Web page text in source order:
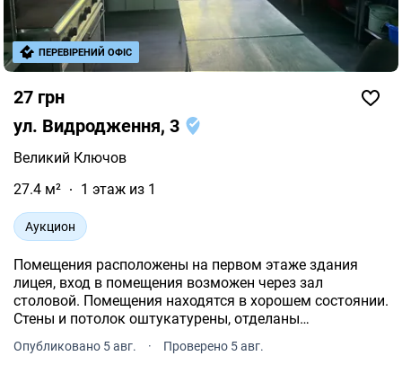
27 грн
ул. Видродження, 3
Великий Ключов
27.4 м²
1 этаж из 1
Аукцион
Помещения расположены на первом этаже здания
лицея, вход в помещения возможен через зал
столовой. Помещения находятся в хорошем состоянии.
Стены и потолок оштукатурены, отделаны
керамической плиткой и покрыты эмульсионной
краской, пол — керамическая плитка. Стены
Опубликовано 5 авг. · Проверено 5 авг.
ПЕРЕВІРЕНИЙ ОФІС